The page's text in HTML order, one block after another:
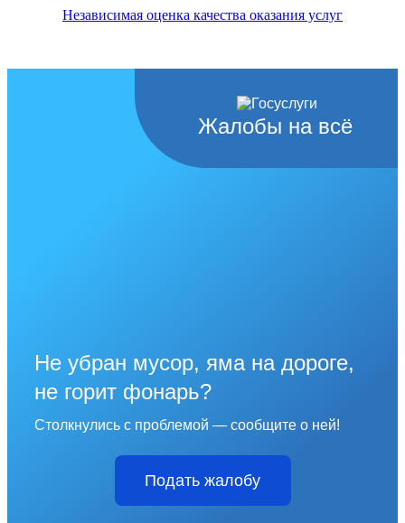
Независимая оценка качества оказания услуг
Жалобы на всё
Не убран мусор, яма на дороге,
не горит фонарь?
Столкнулись с проблемой — сообщите о ней!
Подать жалобу